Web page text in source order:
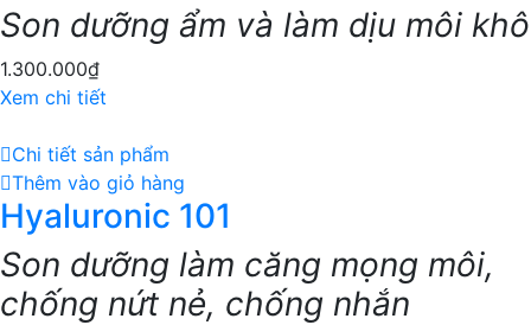
Son dưỡng ẩm và làm dịu môi khô
1.300.000₫
Xem chi tiết
Chi tiết sản phẩm
Thêm vào giỏ hàng
Hyaluronic 101
Son dưỡng làm căng mọng môi,
chống nứt nẻ, chống nhắn